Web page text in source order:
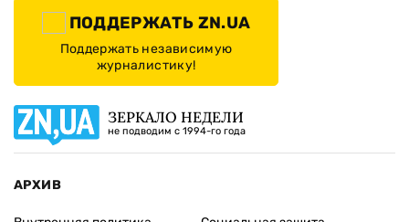
ПОДДЕРЖАТЬ ZN.UA
Поддержать независимую
журналистику!
ЗЕРКАЛО НЕДЕЛИ
не подводим с 1994-го года
АРХИВ